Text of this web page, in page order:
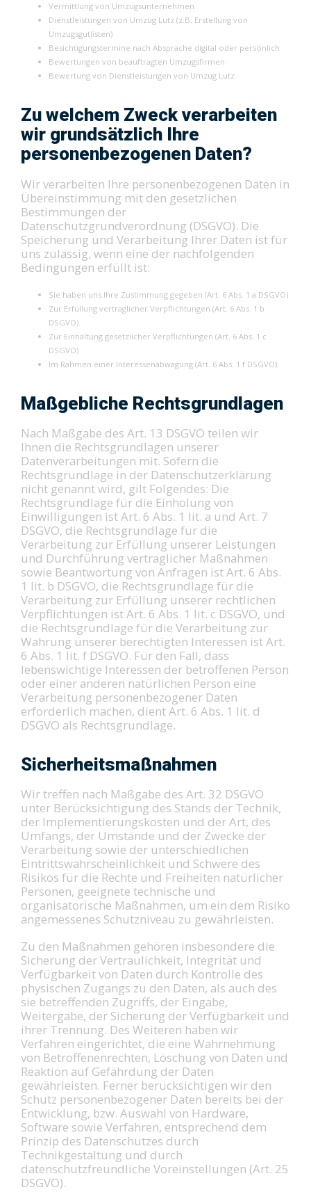
Vermittlung von Umzugsunternehmen
Dienstleistungen von Umzug Lutz (z.B. Erstellung von
Umzugsgutlisten)
Besichtigungstermine nach Absprache digital oder persönlich
Bewertungen von beauftragten Umzugsfirmen
Bewertung von Dienstleistungen von Umzug Lutz
Zu welchem Zweck verarbeiten
wir grundsätzlich Ihre
personenbezogenen Daten?
Wir verarbeiten Ihre personenbezogenen Daten in
Übereinstimmung mit den gesetzlichen
Bestimmungen der
Datenschutzgrundverordnung (DSGVO). Die
Speicherung und Verarbeitung Ihrer Daten ist für
uns zulässig, wenn eine der nachfolgenden
Bedingungen erfüllt ist:
Sie haben uns Ihre Zustimmung gegeben (Art. 6 Abs. 1 a DSGVO)
Zur Erfüllung vertraglicher Verpflichtungen (Art. 6 Abs. 1 b
DSGVO)
Zur Einhaltung gesetzlicher Verpflichtungen (Art. 6 Abs. 1 c
DSGVO)
Im Rahmen einer Interessenabwägung (Art. 6 Abs. 1 f DSGVO)
Maßgebliche Rechtsgrundlagen
Nach Maßgabe des Art. 13 DSGVO teilen wir
Ihnen die Rechtsgrundlagen unserer
Datenverarbeitungen mit. Sofern die
Rechtsgrundlage in der Datenschutzerklärung
nicht genannt wird, gilt Folgendes: Die
Rechtsgrundlage für die Einholung von
Einwilligungen ist Art. 6 Abs. 1 lit. a und Art. 7
DSGVO, die Rechtsgrundlage für die
Verarbeitung zur Erfüllung unserer Leistungen
und Durchführung vertraglicher Maßnahmen
sowie Beantwortung von Anfragen ist Art. 6 Abs.
1 lit. b DSGVO, die Rechtsgrundlage für die
Verarbeitung zur Erfüllung unserer rechtlichen
Verpflichtungen ist Art. 6 Abs. 1 lit. c DSGVO, und
die Rechtsgrundlage für die Verarbeitung zur
Wahrung unserer berechtigten Interessen ist Art.
6 Abs. 1 lit. f DSGVO. Für den Fall, dass
lebenswichtige Interessen der betroffenen Person
oder einer anderen natürlichen Person eine
Verarbeitung personenbezogener Daten
erforderlich machen, dient Art. 6 Abs. 1 lit. d
DSGVO als Rechtsgrundlage.
Sicherheitsmaßnahmen
Wir treffen nach Maßgabe des Art. 32 DSGVO
unter Berücksichtigung des Stands der Technik,
der Implementierungskosten und der Art, des
Umfangs, der Umstände und der Zwecke der
Verarbeitung sowie der unterschiedlichen
Eintrittswahrscheinlichkeit und Schwere des
Risikos für die Rechte und Freiheiten natürlicher
Personen, geeignete technische und
organisatorische Maßnahmen, um ein dem Risiko
angemessenes Schutzniveau zu gewährleisten.
Zu den Maßnahmen gehören insbesondere die
Sicherung der Vertraulichkeit, Integrität und
Verfügbarkeit von Daten durch Kontrolle des
physischen Zugangs zu den Daten, als auch des
sie betreffenden Zugriffs, der Eingabe,
Weitergabe, der Sicherung der Verfügbarkeit und
ihrer Trennung. Des Weiteren haben wir
Verfahren eingerichtet, die eine Wahrnehmung
von Betroffenenrechten, Löschung von Daten und
Reaktion auf Gefährdung der Daten
gewährleisten. Ferner berücksichtigen wir den
Schutz personenbezogener Daten bereits bei der
Entwicklung, bzw. Auswahl von Hardware,
Software sowie Verfahren, entsprechend dem
Prinzip des Datenschutzes durch
Technikgestaltung und durch
datenschutzfreundliche Voreinstellungen (Art. 25
DSGVO).